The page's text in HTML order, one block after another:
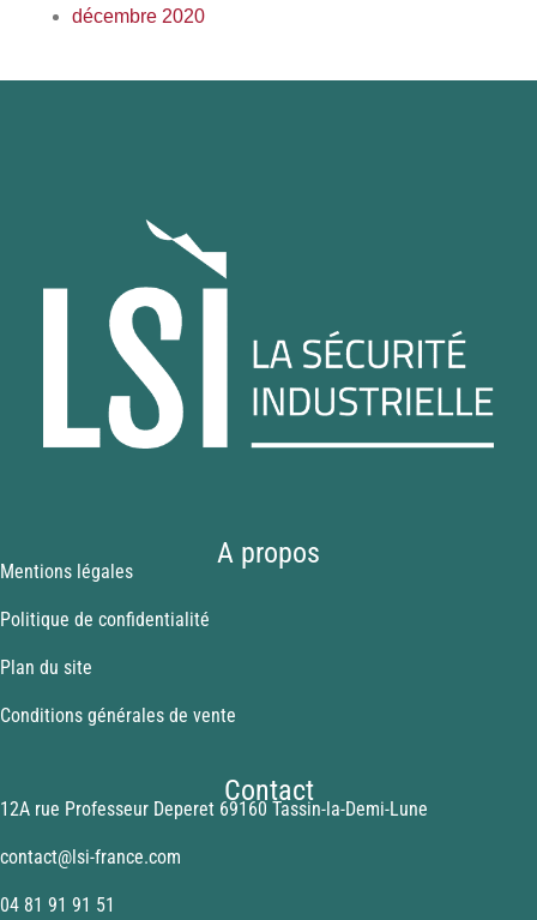
décembre 2020
A propos
Mentions légales
Politique de confidentialité
Plan du site
Conditions générales de vente
Contact
12A rue Professeur Deperet 69160 Tassin-la-Demi-Lune
contact@lsi-france.com
04 81 91 91 51